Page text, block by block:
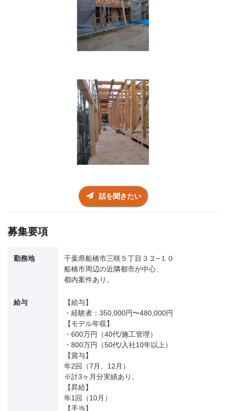
話を聞きたい
募集要項
勤務地
千葉県船橋市三咲５丁目３２−１０
船橋市周辺の近隣都市が中心、
都内案件あり。
給与
【給与】
・経験者：350,000円〜480,000円
【モデル年収】
・600万円（40代/施工管理）
・800万円（50代/入社10年以上）
【賞与】
年2回（7月、12月）
※計3ヶ月分実績あり。
【昇給】
年1回（10月）
【手当】